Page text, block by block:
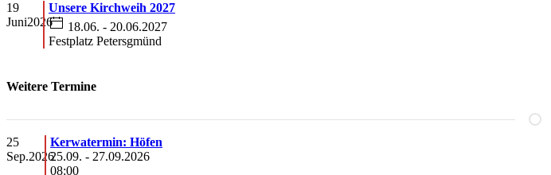
19
Juni2026
Unsere Kirchweih 2027
18.06. - 20.06.2027
Festplatz Petersgmünd
Weitere Termine
25
Sep.2026
Kerwatermin: Höfen
25.09. - 27.09.2026
08:00